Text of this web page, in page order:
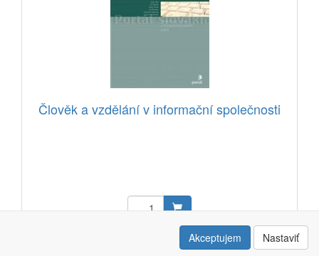
Člověk a vzdělání v informační společnosti
23,49 EURAkceptujem Nastaviť